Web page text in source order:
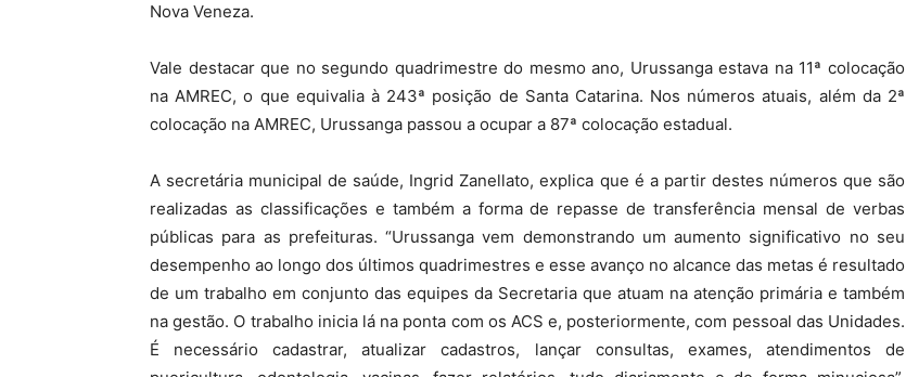
Nova Veneza.
Vale destacar que no segundo quadrimestre do mesmo ano, Urussanga estava na 11ª colocação
na AMREC, o que equivalia à 243ª posição de Santa Catarina. Nos números atuais, além da 2ª
colocação na AMREC, Urussanga passou a ocupar a 87ª colocação estadual.
A secretária municipal de saúde, Ingrid Zanellato, explica que é a partir destes números que são
realizadas as classificações e também a forma de repasse de transferência mensal de verbas
públicas para as prefeituras. “Urussanga vem demonstrando um aumento significativo no seu
desempenho ao longo dos últimos quadrimestres e esse avanço no alcance das metas é resultado
de um trabalho em conjunto das equipes da Secretaria que atuam na atenção primária e também
na gestão. O trabalho inicia lá na ponta com os ACS e, posteriormente, com pessoal das Unidades.
É necessário cadastrar, atualizar cadastros, lançar consultas, exames, atendimentos de